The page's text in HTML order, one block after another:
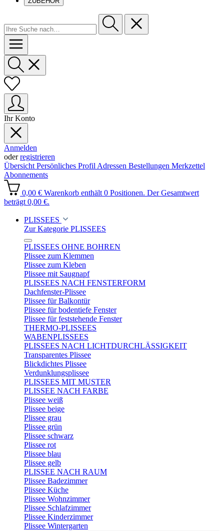
Ihr Konto
Anmelden
oderregistrieren
Übersicht Persönliches Profil Adressen Bestellungen Merkzettel
Abonnements
0,00 € Warenkorb enthält 0 Positionen. Der Gesamtwert
beträgt 0,00 €.
PLISSEES
Zur Kategorie PLISSEES
PLISSEES OHNE BOHREN
Plissee zum Klemmen
Plissee zum Kleben
Plissee mit Saugnapf
PLISSEES NACH FENSTERFORM
Dachfenster-Plissee
Plissee für Balkontür
Plissee für bodentiefe Fenster
Plissee für feststehende Fenster
THERMO-PLISSEES
WABENPLISSEES
PLISSEES NACH LICHTDURCHLÄSSIGKEIT
Transparentes Plissee
Blickdichtes Plissee
Verdunklungsplissee
PLISSEES MIT MUSTER
PLISSEE NACH FARBE
Plissee weiß
Plissee beige
Plissee grau
Plissee grün
Plissee schwarz
Plissee rot
Plissee blau
Plissee gelb
PLISSEE NACH RAUM
Plissee Badezimmer
Plissee Küche
Plissee Wohnzimmer
Plissee Schlafzimmer
Plissee Kinderzimmer
Plissee Wintergarten